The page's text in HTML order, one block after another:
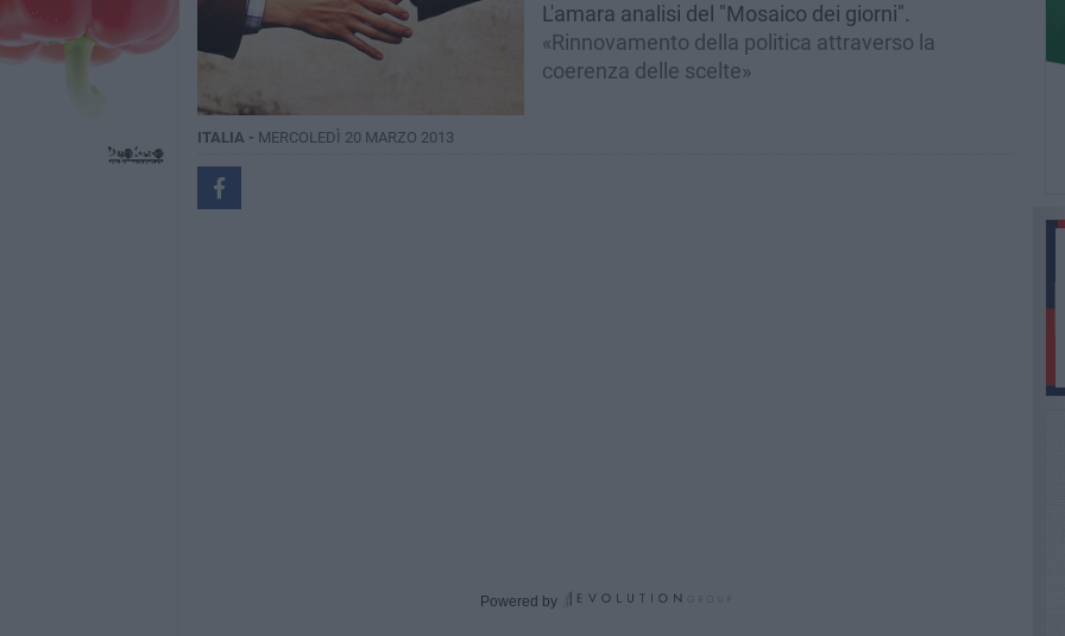
L'amara analisi del "Mosaico dei giorni".
«Rinnovamento della politica attraverso la
coerenza delle scelte»
ITALIA - MERCOLEDÌ 20 MARZO 2013
Powered by